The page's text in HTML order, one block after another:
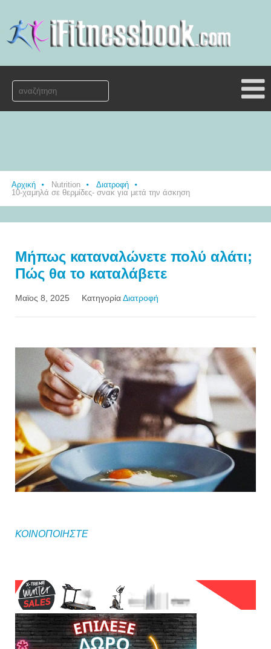
Αρχική Nutrition
Διατροφή
10-χαμηλά σε θερμίδες- σνακ για μετά την άσκηση
Μήπως καταναλώνετε πολύ αλάτι;
Πώς θα το καταλάβετε
Μαϊος 8, 2025 ΚατηγορίαΔιατροφή
ΚΟΙΝΟΠΟΙΗΣΤΕ